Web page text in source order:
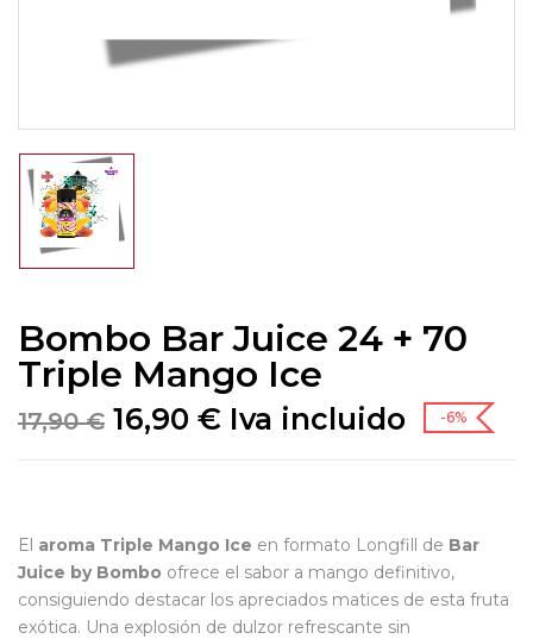
Bombo Bar Juice 24 + 70
Triple Mango Ice
17,90€ 16,90 € Iva incluido -6%
El aroma Triple Mango Ice en formato Longfill de Bar
Juice by Bombo ofrece el sabor a mango definitivo,
consiguiendo destacar los apreciados matices de esta fruta
exótica. Una explosión de dulzor refrescante sin